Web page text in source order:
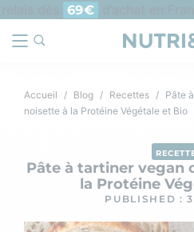
69€ d’achat en
Accueil Blog Recettes
Pâte
noisette à la Protéine Végétale et Bio
Pâte à tartiner vegan
la Protéine
PUBLISHED :